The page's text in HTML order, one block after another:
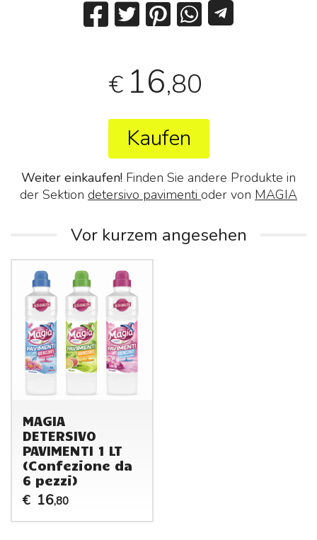
€ 16,80
Kaufen
Weiter einkaufen! Finden Sie andere Produkte in
der Sektion detersivo pavimenti oder von MAGIA
Vor kurzem angesehen
MAGIA
DETERSIVO
PAVIMENTI 1 LT
(Confezione da
6 pezzi)
€ 16,80